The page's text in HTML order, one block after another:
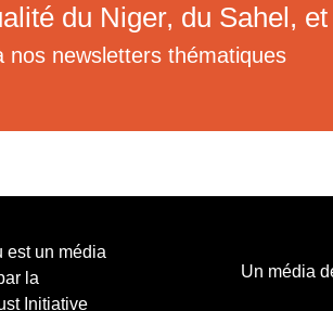
du Niger, du Sahel,
nos newsletters thématiques
est un média
la
Initiative
Un média